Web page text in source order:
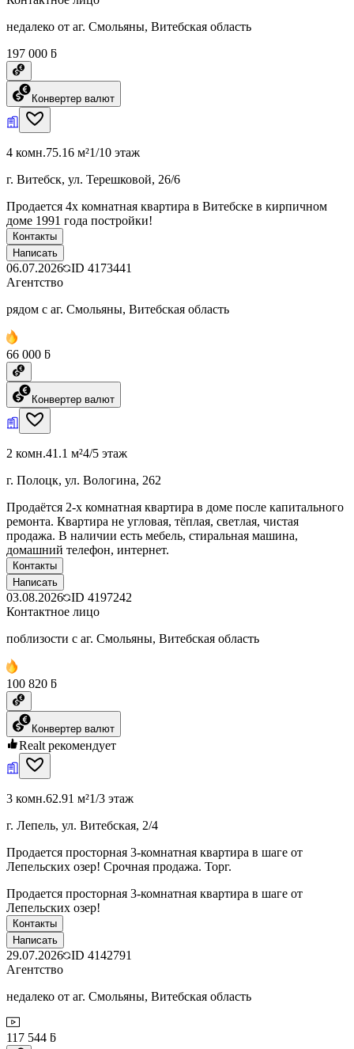
недалеко от аг. Смольяны, Витебская область
197 000 ƃ
Конвертер валют
4 комн.75.16 м²1/10 этаж
г. Витебск, ул. Терешковой, 26/6
Продается 4х комнатная квартира в Витебске в кирпичном
доме 1991 года постройки!
Контакты
Написать
06.07.2026 ID 4173441
Агентство
рядом с аг. Смольяны, Витебская область
66 000 ƃ
Конвертер валют
2 комн.41.1 м²4/5 этаж
г. Полоцк, ул. Вологина, 262
Продаётся 2-х комнатная квартира в доме после капитального
ремонта. Квартира не угловая, тёплая, светлая, чистая
продажа. В наличии есть мебель, стиральная машина,
домашний телефон, интернет.
Контакты
Написать
03.08.2026 ID 4197242
Контактное лицо
поблизости с аг. Смольяны, Витебская область
100 820 ƃ
Конвертер валют
Realt рекомендует
3 комн.62.91 м²1/3 этаж
г. Лепель, ул. Витебская, 2/4
Продается просторная 3-комнатная квартира в шаге от
Лепельских озер! Срочная продажа. Торг.
Продается просторная 3-комнатная квартира в шаге от
Лепельских озер!
Контакты
Написать
29.07.2026 ID 4142791
Агентство
недалеко от аг. Смольяны, Витебская область
117 544 ƃ